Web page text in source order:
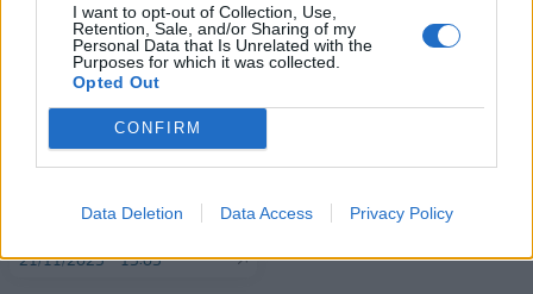
I want to opt-out of Collection, Use,
Retention, Sale, and/or Sharing of my
Personal Data that Is Unrelated with the
Purposes for which it was collected.
Opted Out
CONFIRM
Data Deletion Data Access Privacy Policy
Όλγα Κεφαλογιάννη: Σε
δυναμική εξέλιξη ο
ελληνικός τουρισμός με
σημαντικό αντίκτυπο σε
οικονομία και κοινωνία
21/11/2025 - 15:05
προορισμών στη Γαλλία
24/11/2025 - 12:48